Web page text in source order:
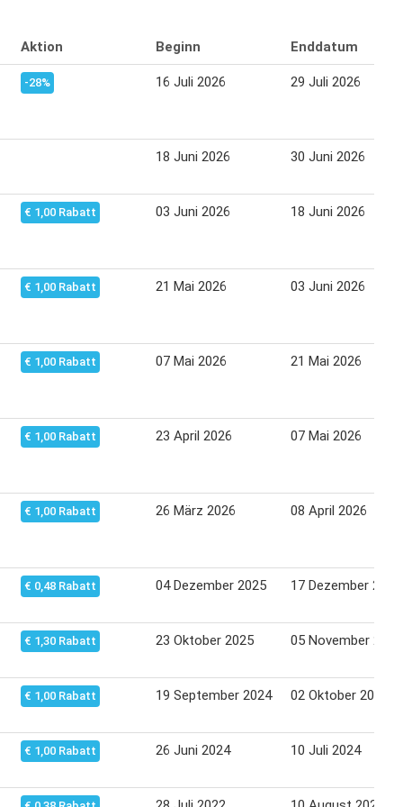
Aktion Beginn Enddatum
-28% 16 Juli 2026 29 Juli 2026
18 Juni 2026 30 Juni 2026
€ 1,00 Rabatt 03 Juni 2026 18 Juni 2026
€ 1,00 Rabatt 21 Mai 2026 03 Juni 2026
€ 1,00 Rabatt 07 Mai 2026 21 Mai 2026
€ 1,00 Rabatt 23 April 2026 07 Mai 2026
€ 1,00 Rabatt 26 März 2026 08 April 2026
€ 0,48 Rabatt 04 Dezember 2025 17 Dezember 2025
€ 1,30 Rabatt 23 Oktober 2025 05 November 2025
€ 1,00 Rabatt 19 September 2024 02 Oktober 2024
€ 1,00 Rabatt 26 Juni 2024 10 Juli 2024